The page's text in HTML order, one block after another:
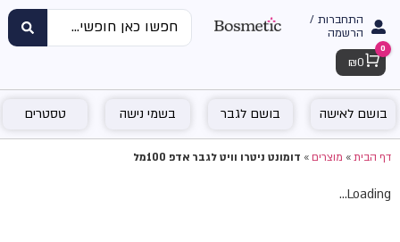
התחברות /
הרשמה
Cart
0
₪ 0
בושם לאישה בושם לגבר בשמי נישה טסטרים
דף הבית»מוצרים»דומונט ניטרו וויט לגבר אדפ 100מל
Loading...